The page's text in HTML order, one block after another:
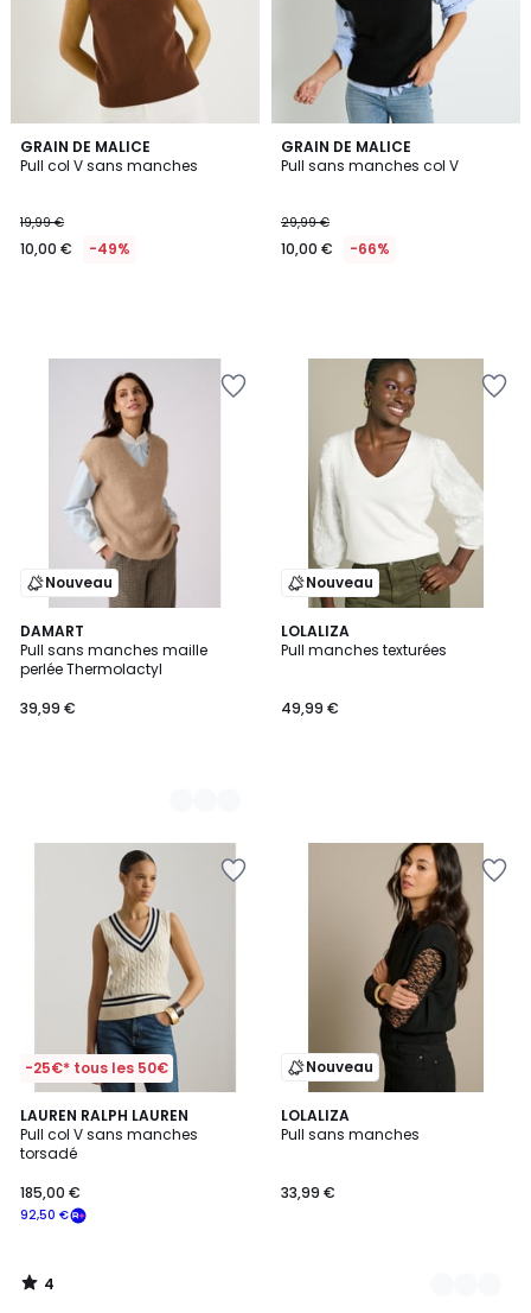
GRAIN DE MALICE
Pull col V sans manches
19,99 €
10,00 € -49%
GRAIN DE MALICE
Pull sans manches col V
29,99 €
10,00 € -66%
Nouveau
DAMART
Pull sans manches maille
perlée Thermolactyl
39,99 €
2
Couleurs
Nouveau
LOLALIZA
Pull manches texturées
49,99 €
-25€* tous les 50€
LAUREN RALPH LAUREN
Pull col V sans manches
torsadé
92,50 €
185,00 €
4
/
5
4
/
Nouveau
LOLALIZA
Pull sans manches
33,99 €
5
Couleurs